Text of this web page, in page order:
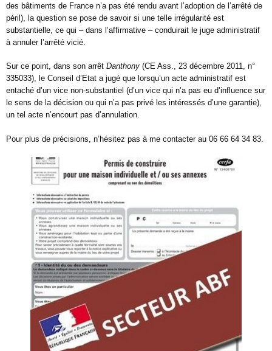
des bâtiments de France n’a pas été rendu avant l’adoption de l’arrêté de
péril), la question se pose de savoir si une telle irrégularité est
substantielle, ce qui – dans l’affirmative – conduirait le juge administratif
à annuler l’arrêté vicié.
Sur ce point, dans son arrêt Danthony (CE Ass., 23 décembre 2011, n°
335033), le Conseil d’Etat a jugé que lorsqu’un acte administratif est
entaché d’un vice non-substantiel (d’un vice qui n’a pas eu d’influence sur
le sens de la décision ou qui n’a pas privé les intéressés d’une garantie),
un tel acte n’encourt pas d’annulation.
Pour plus de précisions, n’hésitez pas à me contacter au 06 66 64 34 83.